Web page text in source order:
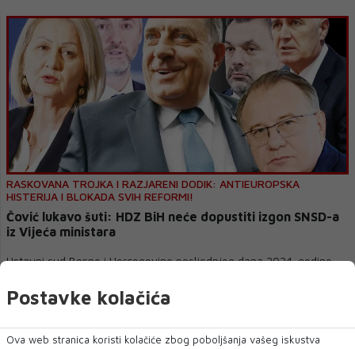
RASKOVANA TROJKA I RAZJARENI DODIK: ANTIEUROPSKA
HISTERIJA I BLOKADA SVIH REFORMI!
Čović lukavo šuti: HDZ BiH neće dopustiti izgon SNSD-a
iz Vijeća ministara
Ustavni sud Bosne i Hercegovine posljednjeg dana 2024. godine
Postavke kolačića
Ova web stranica koristi kolačiće zbog poboljšanja vašeg iskustva